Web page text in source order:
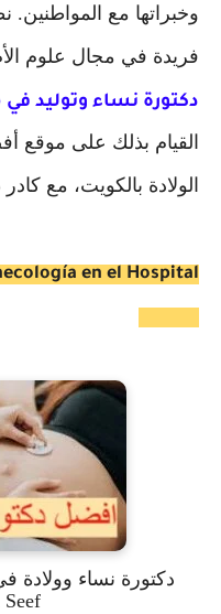
وخبراتها مع المواطنين.
فريدة في مجال علوم
دكتورة نساء وتوليد
القيام بذلك على موقع
الولادة بالكويت، مع
en el Hospital